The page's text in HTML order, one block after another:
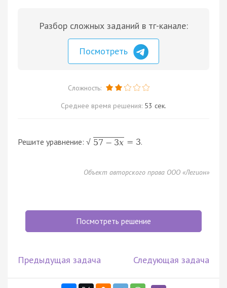
Разбор сложных заданий в тг-канале:
Посмотреть
Сложность:
Среднее время решения: 53 сек.
Решите уравнение: √ 57 − 3x = 3.
Объект авторского права ООО «Легион»
Посмотреть решение
Предыдущая задача Следующая задача